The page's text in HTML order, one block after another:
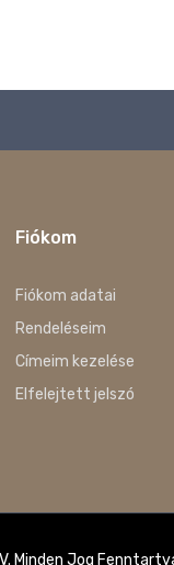
Fiókom
Fiókom adatai
Rendeléseim
Címeim kezelése
Elfelejtett jelszó
Minden Jog